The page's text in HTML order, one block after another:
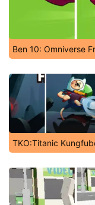
Ben 10: Omniverse
TKO:Titanic